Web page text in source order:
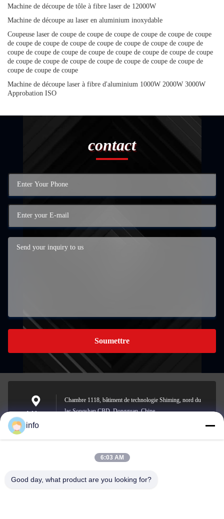
Machine de découpe de tôle à fibre laser de 12000W
Machine de découpe au laser en aluminium inoxydable
Coupeuse laser de coupe de coupe de coupe de coupe de coupe de coupe
de coupe de coupe de coupe de coupe de coupe de coupe de coupe de
coupe de coupe de coupe de coupe de coupe de coupe de coupe de coupe
de coupe de coupe de coupe de coupe de coupe de coupe de coupe de
coupe de coupe de coupe
Machine de découpe laser à fibre d'aluminium 1000W 2000W 3000W
Approbation ISO
contact
Soumettre
Address
Chambre 1118, bâtiment de technologie Shiming, nord du
lac Songshan CBD, Dongguan, Chine
info@gdpowerplus.com
info
6:03 AM
Good day, what product are you looking for?